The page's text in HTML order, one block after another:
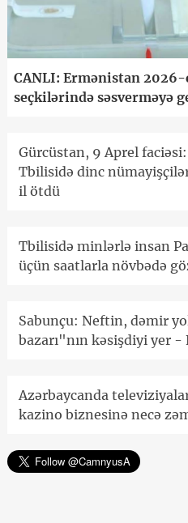
CANLI: Ermənistan
seçkilərində səsverməyə
Gürcüstan, 9 Aprel
Tbilisidə dinc
il ötdü
Tbilisidə minlərlə insan
üçün saatlarla növbədə
Sabunçu: Neftin, dəmir
bazarı"nın kəsişdiyi yer
Azərbaycanda
kazino biznesinə necə